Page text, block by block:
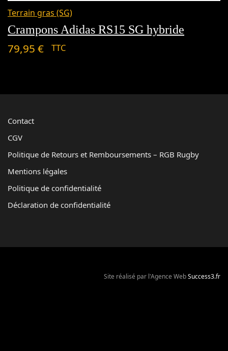
Terrain gras (SG)
Crampons Adidas RS15 SG hybride
79,95 € TTC
Contact
CGV
Politique de Retours et Remboursements – RGB Rugby
Mentions légales
Politique de confidentialité
Déclaration de confidentialité
Site réalisé par l'Agence WebSuccess3.fr